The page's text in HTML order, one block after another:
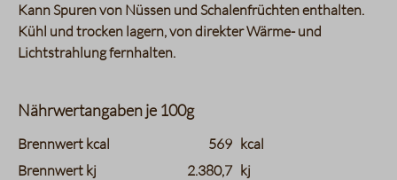
Kann Spuren von Nüssen und Schalenfrüchten enthalten.
Kühl und trocken lagern, von direkter Wärme- und
Lichtstrahlung fernhalten.
Nährwertangaben je 100g
charts.nutritions.header_name charts.nutritions.header_value
Brennwert kcal 569 kcal
Brennwert kj
2.380,7 kj